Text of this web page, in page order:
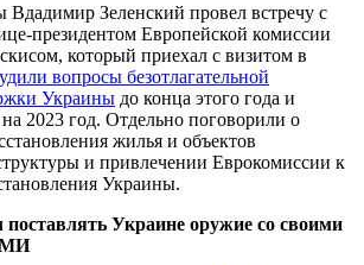
Вдадимир Зеленский провел встречу с
президентом Европейской комиссии
который приехал с визитом в
вопросы безотлагательной
Украины до конца этого года и
2023 год. Отдельно поговорили о
жилья и объектов
и привлечении Еврокомиссии к
Украины.
Украине оружие со своими